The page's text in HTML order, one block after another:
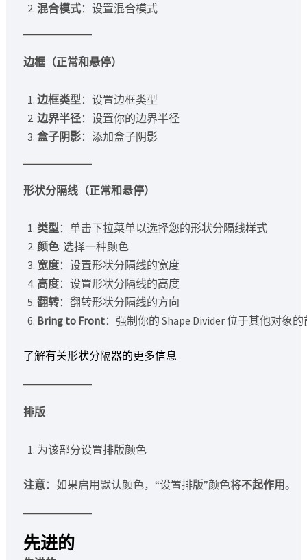
混合模式：设置混合模式
边框（正常和悬停）
边框类型 ：设置边框类型
边界半径：设置你的边界半径
盒子阴影：添加盒子阴影
形状分隔线（正常和悬停）
类型 ：单击下拉菜单以选择您的形状分隔线样式
颜色: 选择一种颜色
宽度：设置形状分隔线的宽度
高度：设置形状分隔线的高度
翻转：翻转形状分隔线的方向
Bring to Front：强制你的 Shape Divider 位于其他对象的
了解有关形状分隔器的更多信息
排版
为该部分设置排版颜色
注意：如果启用默认颜色，“设置排版”颜色将不起作用。
先进的